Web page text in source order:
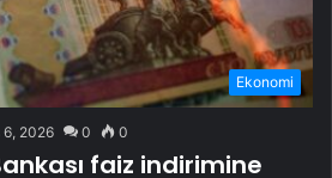
Ekonomi
6, 2026 0 0
faiz indirimine